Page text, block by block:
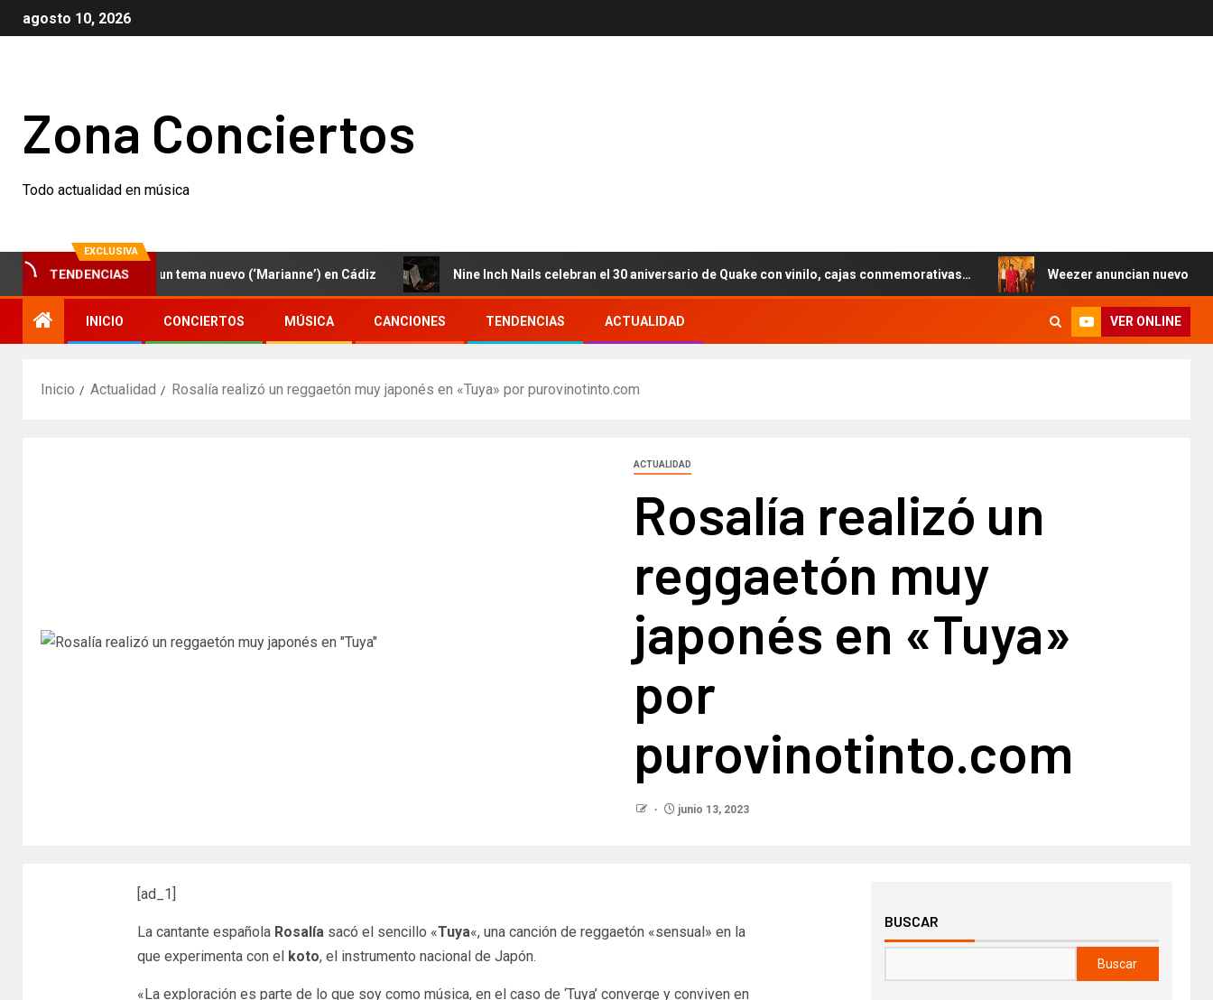
agosto 10, 2026
Zona Conciertos
Todo actualidad en música
EXCLUSIVA
TENDENCIAS
D.C interpretan un tema nuevo (‘Marianne’) en Cádiz Nine Inch Nails celebran el 30 aniversario de Quake con vinilo, cajas conmemorativas… Weezer anuncian nuevo álbum (y
INICIO CONCIERTOS MÚSICA CANCIONES TENDENCIAS ACTUALIDAD VER ONLINE
Inicio Actualidad Rosalía realizó un reggaetón muy japonés en «Tuya» por purovinotinto.com
ACTUALIDAD
Rosalía realizó un
reggaetón muy
japonés en «Tuya»
por
purovinotinto.com
junio 13, 2023
[ad_1]
La cantante española Rosalíasacó el sencillo «Tuya«, una canción de reggaetón «sensual» en la
que experimenta con elkoto, el instrumento nacional de Japón.
«La exploración es parte de lo que soy como música, en el caso de ‘Tuya’ converge y conviven en
BUSCAR
Buscar